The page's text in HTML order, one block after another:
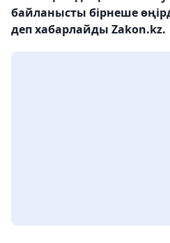
байланысты бірнеше
деп хабарлайды Zakon.kz.